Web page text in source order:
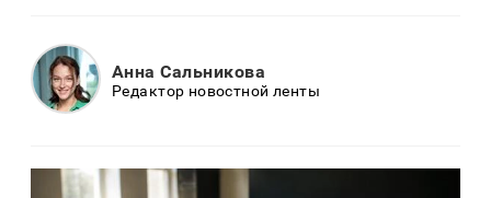
Анна Сальникова
Редактор новостной ленты